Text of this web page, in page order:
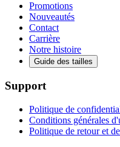
Promotions
Nouveautés
Contact
Carrière
Notre histoire
Guide des tailles
Support
Politique de
Conditions générales
Politique de retour et